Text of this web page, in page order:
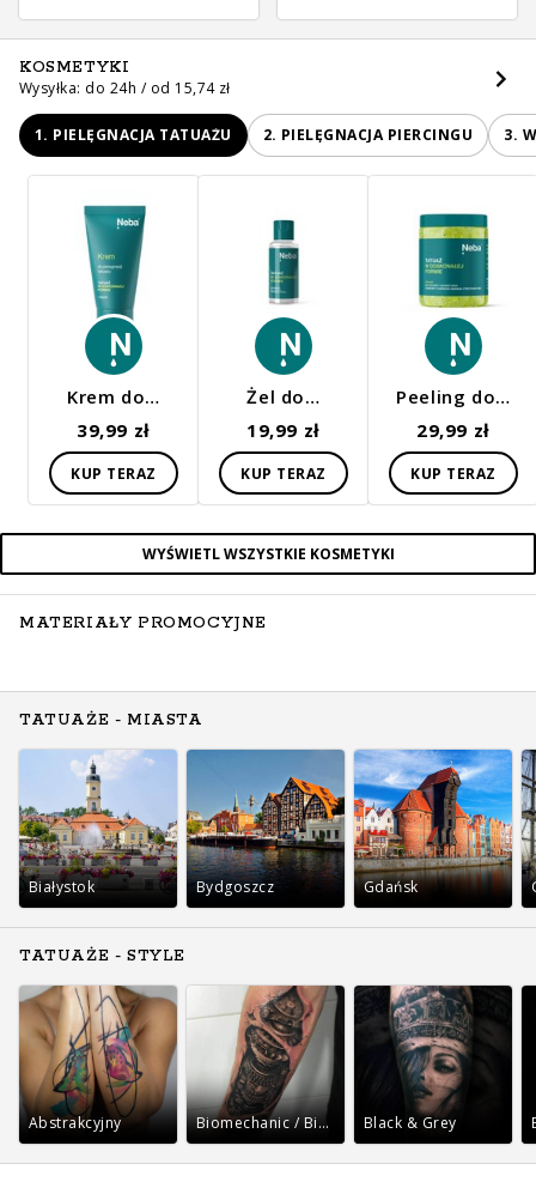
KOSMETYKI
Wysyłka: do 24h / od 15,74 zł
1. PIELĘGNACJA TATUAŻU 2. PIELĘGNACJA PIERCINGU 3.
Krem do…
39,99 zł
KUP TERAZ
Żel do…
19,99 zł
KUP TERAZ
Peeling do…
29,99 zł
KUP TERAZ
WYŚWIETL WSZYSTKIE KOSMETYKI
MATERIAŁY PROMOCYJNE
TATUAŻE - MIASTA
Białystok Bydgoszcz Gdańsk
TATUAŻE - STYLE
Abstrakcyjny Biomechanic / Bio-organic Black & Grey